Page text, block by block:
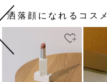
洒落顔になれるコスメ